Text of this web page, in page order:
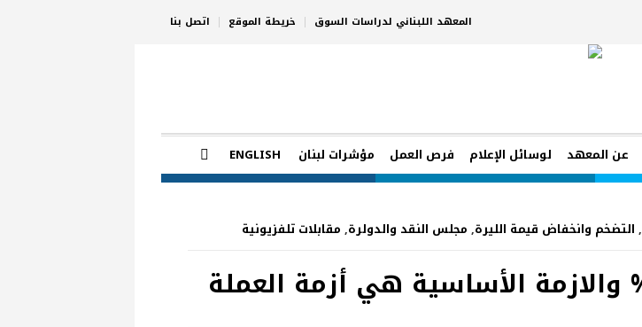
المعهد اللبناني لدراسات السوق خريطة الموقع اتصل بنا
عن المعهد لوسائل الإعلام فرص العمل مؤشرات لبنان ENGLISH
, التضخم وانخفاض قيمة الليرة, مجلس النقد والدولرة, مقابلات تلفزيونية